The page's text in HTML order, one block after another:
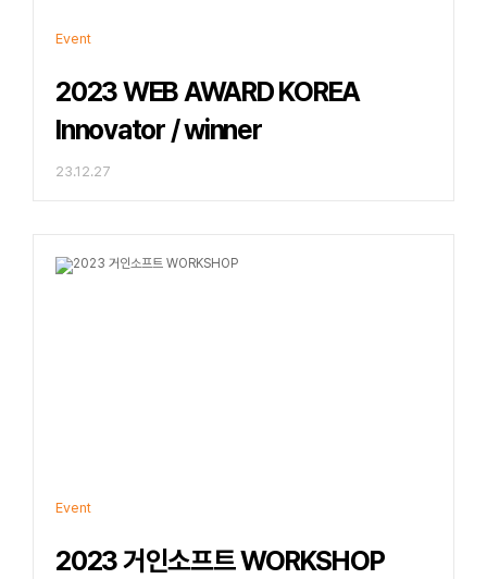
Event
2023 WEB AWARD KOREA
Innovator / winner
23.12.27
Event
2023 거인소프트 WORKSHOP